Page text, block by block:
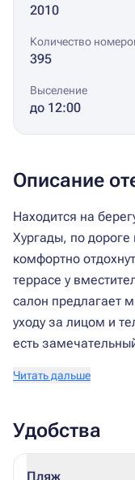
2010
Количество
395
Выселение
до 12:00
Описание
Находится на
Хургады, по дороге
комфортно
террасе у
салон предлагает
уходу за лицом и
есть
Читать дальше
Удобства
Пляж